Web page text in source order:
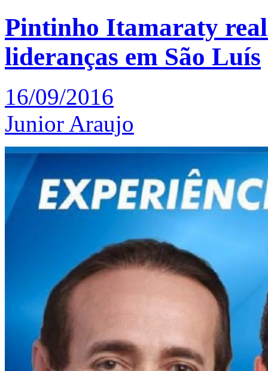
Pintinho Itamaraty
lideranças em São Luís
16/09/2016
Junior Araujo